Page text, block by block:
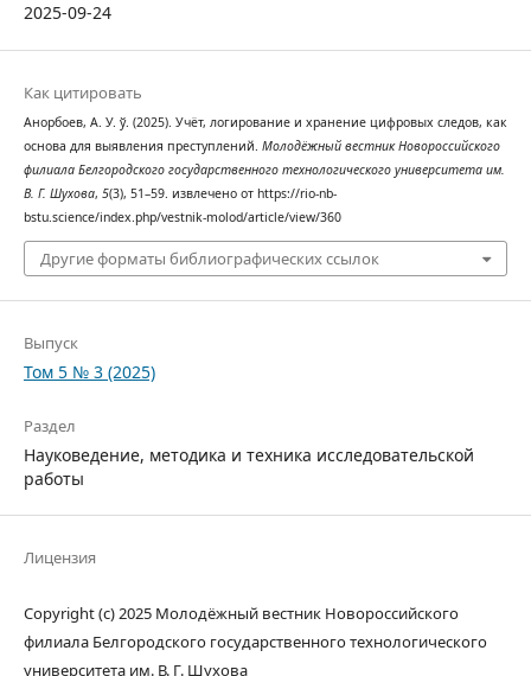
2025-09-24
Как цитировать
Анорбоев, А. У. ў. (2025). Учёт, логирование и хранение цифровых следов, как
основа для выявления преступлений. Молодёжный вестник Новороссийского
филиала Белгородского государственного технологического университета им.
В. Г. Шухова, 5(3), 51–59. извлечено от https://rio-nb-
bstu.science/index.php/vestnik-molod/article/view/360
Другие форматы библиографических ссылок
Выпуск
Том 5 № 3 (2025)
Раздел
Науковедение, методика и техника исследовательской
работы
Лицензия
Copyright (c) 2025 Молодёжный вестник Новороссийского
филиала Белгородского государственного технологического
университета им. В. Г. Шухова